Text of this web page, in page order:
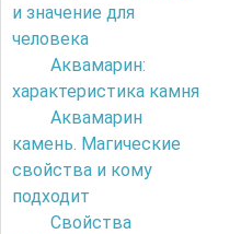
и значение для
человека
Аквамарин:
характеристика камня
Аквамарин
камень. Магические
свойства и кому
подходит
Свойства